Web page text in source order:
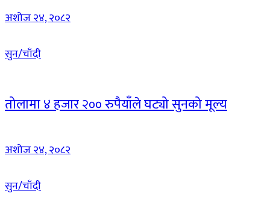
अशोज २४, २०८२
सुन/चाँदी
तोलामा ४ हजार २०० रुपैयाँले घट्यो सुनको मूल्य
अशोज २४, २०८२
सुन/चाँदी